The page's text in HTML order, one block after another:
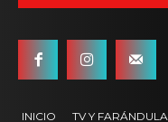
INICIO TV Y FARÁNDULA